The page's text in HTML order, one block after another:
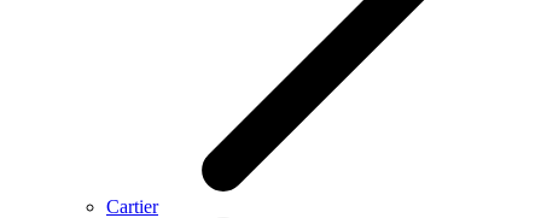
Cartier